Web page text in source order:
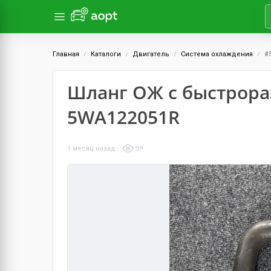
Главная Каталоги Двигатель Система охлаждения
Шланг ОЖ с
5WA122051R
1 месяц назад 59